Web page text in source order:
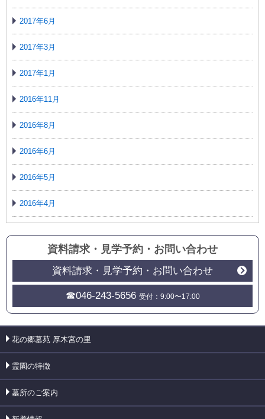
2017年6月
2017年3月
2017年1月
2016年11月
2016年8月
2016年6月
2016年5月
2016年4月
資料請求・見学予約 ・ お問い合わせ
資料請求・見学予約・お問い合わせ
☎046-243-5656 受付：9:00〜17:00
花の郷墓苑 厚木宮の里
霊園の特徴
墓所のご案内